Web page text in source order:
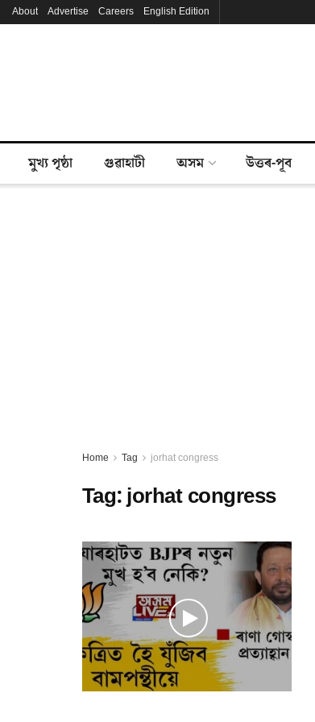
About Advertise Careers English Edition
মুখ্য পৃষ্ঠা গুৱাহাটী অসম উত্তৰ-পূব
Home Tag jorhat congress
Tag:jorhat congress